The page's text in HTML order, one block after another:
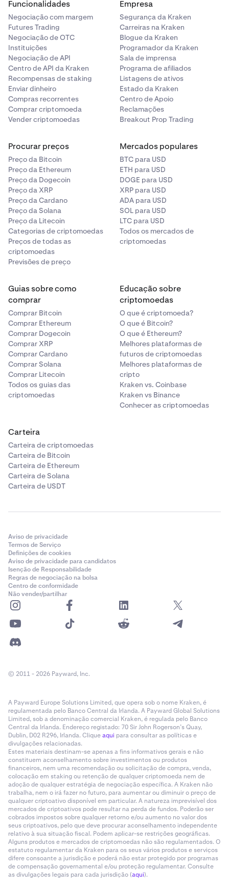
Desaplicar/Desalocar
na parte inferior do ecrã.
3
Introduza a quantidade que deseja desalocar e, em
seguida, toque em
4 Deslize para confirmar a desalocação.
5
Os seus ativos foram desalocados com sucesso! Irá
aparecer uma mensagem de confirmação.
Funcionalidades
Negociação com margem
Futures Trading
Negociação de OTC
Instituições
Negociação de API
Centro de API da Kraken
Recompensas de staking
Enviar dinheiro
Compras recorrentes
Comprar criptomoeda
Vender criptomoedas
Empresa
Segurança da Kraken
Carreiras na Kraken
Blogue da Kraken
Programador da Kraken
Sala de imprensa
Programa de afiliados
Listagens de ativos
Estado da Kraken
Centro de Apoio
Reclamações
Breakout Prop Trading
Procurar preços
Preço da Bitcoin
Preço da Ethereum
Preço da Dogecoin
Preço da XRP
Preço da Cardano
Preço da Solana
Preço da Litecoin
Categorias de criptomoedas
Preços de todas as
criptomoedas
Previsões de preço
Mercados populares
BTC para USD
ETH para USD
DOGE para USD
XRP para USD
ADA para USD
SOL para USD
LTC para USD
Todos os mercados de
criptomoedas
Guias sobre como
comprar
Comprar Bitcoin
Comprar Ethereum
Comprar Dogecoin
Comprar XRP
Comprar Cardano
Comprar Solana
Comprar Litecoin
Todos os guias das
criptomoedas
Educação sobre
criptomoedas
O que é criptomoeda?
O que é Bitcoin?
O que é Ethereum?
Melhores plataformas de
futuros de criptomoedas
Melhores plataformas de
cripto
Kraken vs. Coinbase
Kraken vs Binance
Conhecer as criptomoedas
Carteira
Carteira de criptomoedas
Carteira de Bitcoin
Carteira de Ethereum
Carteira de Solana
Carteira de USDT
Aviso de privacidade
Termos de Serviço
Definições de cookies
Aviso de privacidade para candidatos
Isenção de Responsabilidade
Regras de negociação na bolsa
Centro de conformidade
Não vender/partilhar
© 2011 - 2026 Payward, Inc.
A Payward Europe Solutions Limited, que opera sob o nome Kraken, é
regulamentada pelo Banco Central da Irlanda. A Payward Global Solutions
Limited, sob a denominação comercial Kraken, é regulada pelo Banco
Central da Irlanda. Endereço registado: 70 Sir John Rogerson’s Quay,
Dublin, D02 R296, Irlanda. Cliqueaqui para consultar as políticas e
divulgações relacionadas.
Estes materiais destinam-se apenas a fins informativos gerais e não
constituem aconselhamento sobre investimentos ou produtos
financeiros, nem uma recomendação ou solicitação de compra, venda,
colocação em staking ou retenção de qualquer criptomoeda nem de
adoção de qualquer estratégia de negociação específica. A Kraken não
trabalha, nem o irá fazer no futuro, para aumentar ou diminuir o preço de
qualquer criptoativo disponível em particular. A natureza imprevisível dos
mercados de criptoativos pode resultar na perda de fundos. Poderão ser
cobrados impostos sobre qualquer retorno e/ou aumento no valor dos
seus criptoativos, pelo que deve procurar aconselhamento independente
relativo à sua situação fiscal. Podem aplicar-se restrições geográficas.
Alguns produtos e mercados de criptomoedas não são regulamentados. O
estatuto regulamentar da Kraken para os seus vários produtos e serviços
difere consoante a jurisdição e poderá não estar protegido por programas
de compensação governamental e/ou proteção regulamentar. Consulte
as divulgações legais para cada jurisdição (aqui).